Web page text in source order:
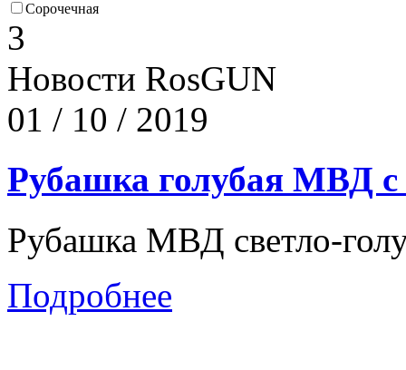
Сорочечная
3
Новости RosGUN
01 / 10 / 2019
Рубашка голубая МВД
Рубашка МВД светло-
Подробнее